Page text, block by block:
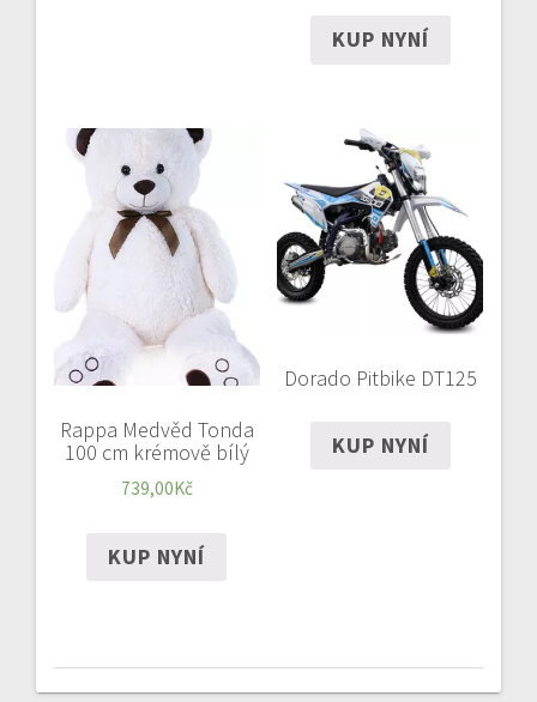
KUP NYNÍ
Rappa Medvěd Tonda
100 cm krémově bílý
739,00Kč
KUP NYNÍ
Dorado Pitbike DT125
KUP NYNÍ